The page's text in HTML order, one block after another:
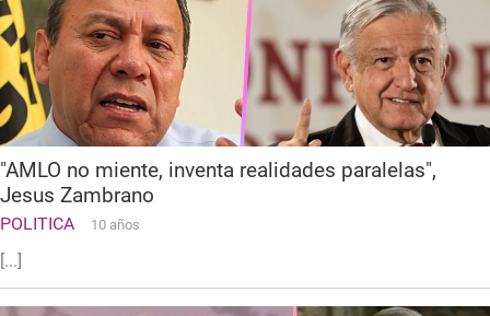
"AMLO no miente, inventa realidades paralelas",
Jesus Zambrano
POLITICA 10 años
[...]